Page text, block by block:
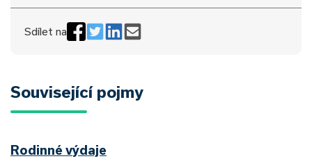
Sdílet na
Související pojmy
Rodinné výdaje